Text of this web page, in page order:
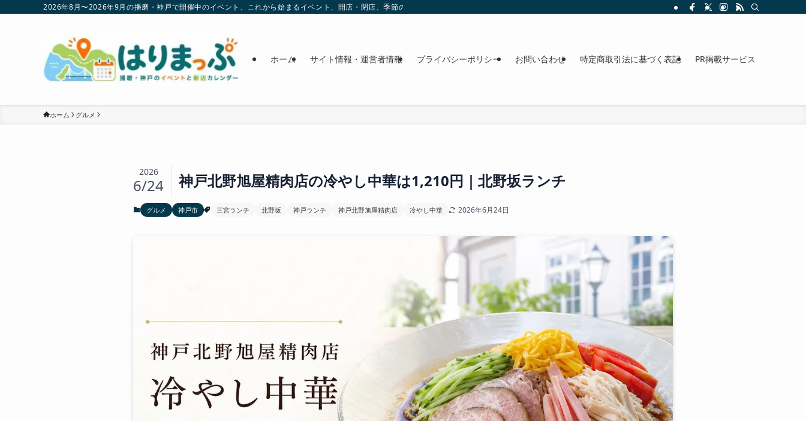
2026年8月〜2026年9月の播磨・神戸で開催中のイベント、これから始まるイベント、開店・閉店、季節の花、週末のおでかけ情報を日程順に整理。料金、駐車場、アクセスも確認できます。
ホーム サイト情報・運営者情報 プライバシーポリシー お問い合わせ 特定商取引法に基づく表記 PR掲載サービス
ホーム グルメ
神戸北野旭屋精肉店の冷やし中華は1,210円｜北野坂ランチ
2026
6/24
グルメ 神戸市 三宮ランチ 北野坂 神戸ランチ 神戸北野旭屋精肉店 冷やし中華 2026年6月24日